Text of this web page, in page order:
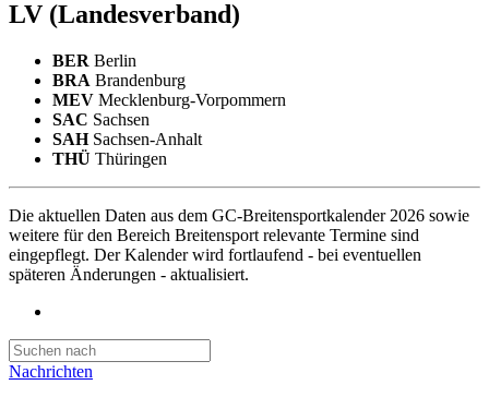
LV (Landesverband)
BER Berlin
BRA Brandenburg
MEV Mecklenburg-Vorpommern
SAC Sachsen
SAHSachsen-Anhalt
THÜ Thüringen
Die aktuellen Daten aus dem GC-Breitensportkalender 2026 sowie
weitere für den Bereich Breitensport relevante Termine sind
eingepflegt. Der Kalender wird fortlaufend - bei eventuellen
späteren Änderungen - aktualisiert.
Nachrichten